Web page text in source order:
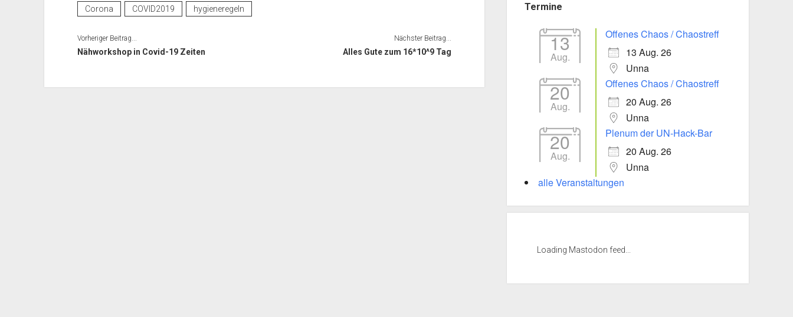
Corona COVID2019 hygieneregeln
Vorheriger Beitrag...
Nähworkshop in Covid-19 Zeiten
Nächster Beitrag...
Alles Gute zum 16*10^9 Tag
Termine
13
Aug.
Offenes Chaos / Chaostreff
13 Aug. 26
Unna
20
Aug.
Offenes Chaos / Chaostreff
20 Aug. 26
Unna
20
Aug.
Plenum der UN-Hack-Bar
20 Aug. 26
Unna
alle Veranstaltungen
Loading Mastodon feed...